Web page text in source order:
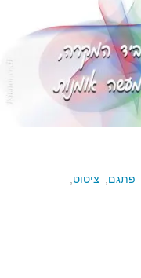
פתגם, ציטוט,